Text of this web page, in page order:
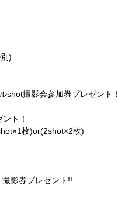
)
shot撮影会参加券プレゼント！
ト！
枚)or(2shot×2枚)
影券プレゼント!!